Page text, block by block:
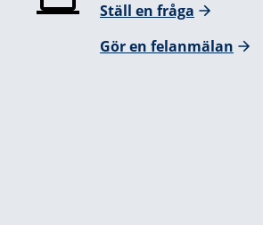
Ställ en fråga
Gör en felanmälan